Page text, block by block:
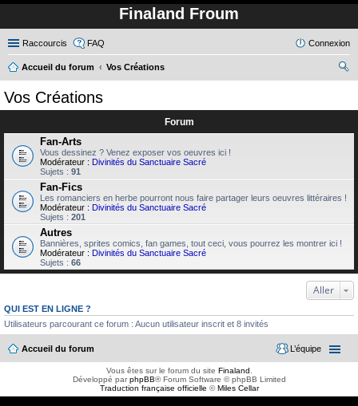
Finaland Froum
Raccourcis FAQ Connexion
Accueil du forum
Vos Créations
Vos Créations
Forum
Fan-Arts
Vous dessinez ? Venez exposer vos oeuvres ici !
Modérateur : Divinités du Sanctuaire Sacré
Sujets : 91
Fan-Fics
Les romanciers en herbe pourront nous faire partager leurs oeuvres littéraires !
Modérateur : Divinités du Sanctuaire Sacré
Sujets : 201
Autres
Bannières, sprites comics, fan games, tout ceci, vous pourrez les montrer ici !
Modérateur : Divinités du Sanctuaire Sacré
Sujets : 66
Aller
QUI EST EN LIGNE ?
Utilisateurs parcourant ce forum : Aucun utilisateur inscrit et 8 invités
Accueil du forum L’équipe
Vous êtes sur le forum du site Finaland
Développé parphpBB® Forum Software © phpBB Limited
Traduction française officielle ©Miles Cellar